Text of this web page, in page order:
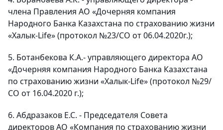
члена Правления АО «Дочерняя компания
Народного Банка Казахстана по страхованию жизни
«Халык-Life» (протокол №23/СО от 06.04.2020г.);
5. Ботанбекова К.А.- управляющего директора АО
«Дочерняя компания Народного Банка Казахстана
по страхованию жизни «Халык-Life» (протокол №29/
СО от 16.04.2020 г.);
6. Абдразаков Е.С. - Председателя Совета
директоров АО «Компания по страхованию жизни